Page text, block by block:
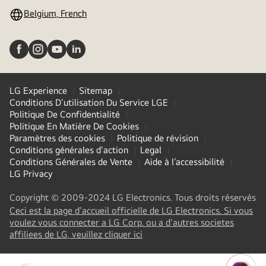
Belgium, French
LG Experience
Sitemap
Conditions D’utilisation Du Service LGE
Politique De Confidentialité
Politique En Matière De Cookies
Paramètres des cookies
Politique de révision
Conditions générales d'action
Legal
Conditions Générales de Vente
Aide à l’accessibilité
LG Privacy
Copyright © 2009-2024 LG Electronics. Tous droits réservés
Ceci est la page d'accueil officielle de LG Electronics. Si vous
voulez vous connecter a LG Corp. ou a d'autres societes
affiliees de LG, veuillez cliquer ici
a